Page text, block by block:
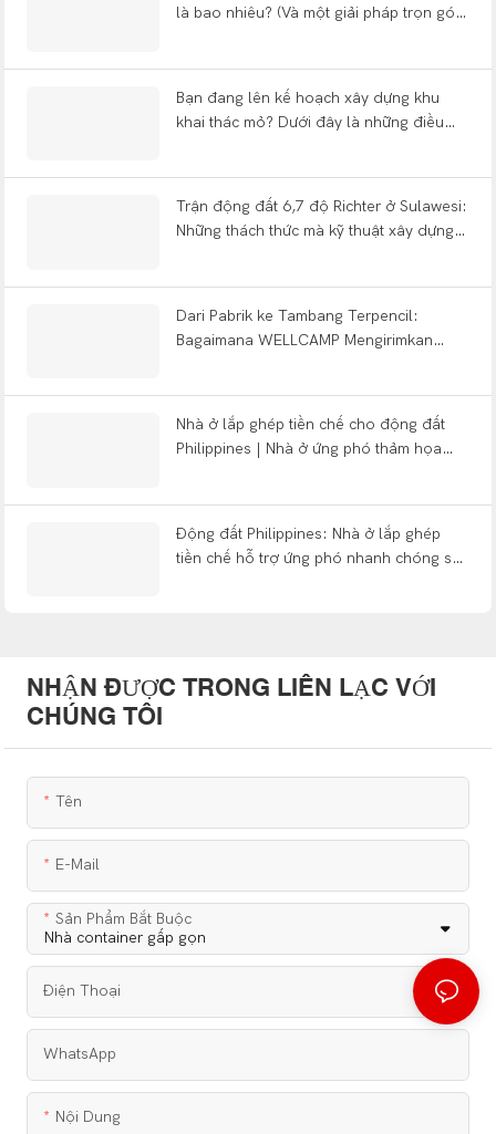
là bao nhiêu? (Và một giải pháp trọn gói
Bạn đang lên kế hoạch xây dựng khu
khai thác mỏ? Dưới đây là những điều
và phương thức thi công trọn gói.
Trận động đất 6,7 độ Richter ở Sulawesi:
Những thách thức mà kỹ thuật xây dựng
Dari Pabrik ke Tambang Terpencil:
Bagaimana WELLCAMP Mengirimkan
Nhà ở lắp ghép tiền chế cho động đất
Philippines | Nhà ở ứng phó thảm họa
Động đất Philippines: Nhà ở lắp ghép
tiền chế hỗ trợ ứng phó nhanh chóng sau
NHẬN ĐƯỢC TRONG LIÊN LẠC VỚI
CHÚNG TÔI
Tên
E-Mail
Sản Phẩm Bắt Buộc
Điện Thoại
WhatsApp
Nội Dung